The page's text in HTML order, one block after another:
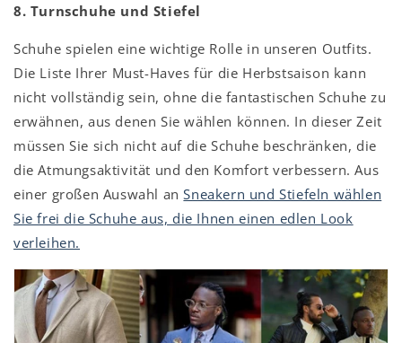
8. Turnschuhe und Stiefel
Schuhe spielen eine wichtige Rolle in unseren Outfits.
Die Liste Ihrer Must-Haves für die Herbstsaison kann
nicht vollständig sein, ohne die fantastischen Schuhe zu
erwähnen, aus denen Sie wählen können. In dieser Zeit
müssen Sie sich nicht auf die Schuhe beschränken, die
die Atmungsaktivität und den Komfort verbessern. Aus
einer großen Auswahl anSneakern und Stiefeln wählen
Sie frei die Schuhe aus, die Ihnen einen edlen Look
verleihen.